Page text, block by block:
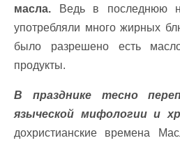
масла. Ведь в последнюю
употребляли много жирных
было разрешено есть
продукты.
В празднике тесно
языческой мифологии и
дохристианские времена